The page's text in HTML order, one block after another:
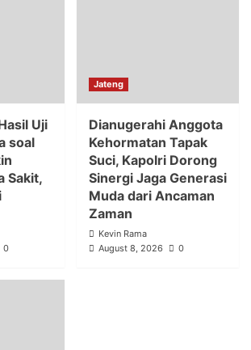
Uji
soal
Sakit,
0
Jateng
Dianugerahi Anggota
Kehormatan Tapak
Suci, Kapolri Dorong
Sinergi Jaga Generasi
Muda dari Ancaman
Zaman
Kevin Rama
August 8, 2026
0